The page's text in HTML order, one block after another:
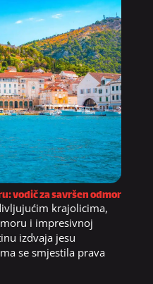
vodič za savršen odmor
krajolicima,
i impresivnoj
izdvaja jesu
se smjestila prava